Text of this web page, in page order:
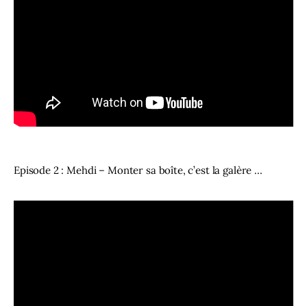
Episode 2 : Mehdi – Monter sa boîte, c’est la galère …